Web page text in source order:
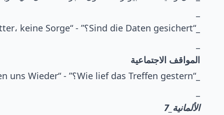
_“Sind die Daten gesichert؟” - “Alles in Butter، keine Sorge.”
المواقف الاجتماعية
_“Wie lief das Treffen gestern؟” - “Alles in Butter, wir verstehen uns Wieder.”
الألمانية_7